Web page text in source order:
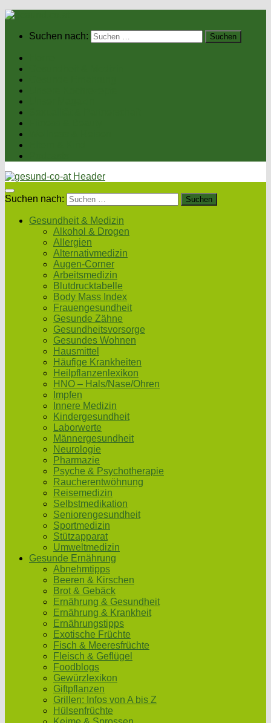
Suchen nach:
Suchen nach:
Gesundheit & Medizin
Alkohol & Drogen
Allergien
Alternativmedizin
Augen-Corner
Arbeitsmedizin
Blutdrucktabelle
Body Mass Index
Frauengesundheit
Gesunde Zähne
Gesundheitsvorsorge
Gesundes Wohnen
Hausmittel
Häufige Krankheiten
Heilpflanzenlexikon
HNO – Hals/Nase/Ohren
Impfen
Innere Medizin
Kindergesundheit
Laborwerte
Männergesundheit
Neurologie
Pharmazie
Psyche & Psychotherapie
Raucherentwöhnung
Reisemedizin
Selbstmedikation
Seniorengesundheit
Sportmedizin
Stützapparat
Umweltmedizin
Gesunde Ernährung
Abnehmtipps
Beeren & Kirschen
Brot & Gebäck
Ernährung & Gesundheit
Ernährung & Krankheit
Ernährungstipps
Exotische Früchte
Fisch & Meeresfrüchte
Fleisch & Geflügel
Foodblogs
Gewürzlexikon
Giftpflanzen
Grillen: Infos von A bis Z
Hülsenfrüchte